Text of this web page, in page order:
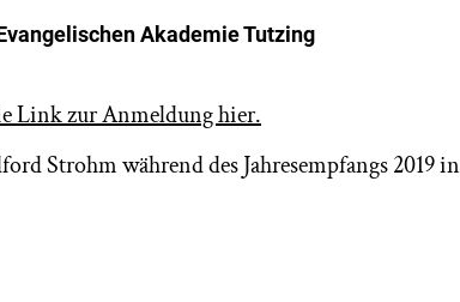
Akademie Tutzing
Link zur Anmeldung hier.
Strohm während des Jahresempfangs 2019 in